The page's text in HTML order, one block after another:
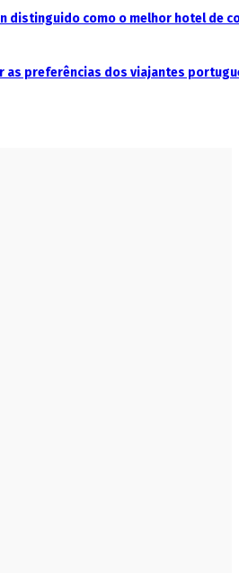
distinguido como o melhor hotel de
as preferências dos viajantes